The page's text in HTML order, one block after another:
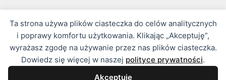
Ta strona używa plików ciasteczka do celów analitycznych
i poprawy komfortu użytkowania. Klikając „Akceptuję”,
wyrażasz zgodę na używanie przez nas plików ciasteczka.
Dowiedz się więcej w naszej polityce prywatności.
Akceptuję
© 2016 - 2026 zoosklepik.pl •Polityka prywatności • Sitemap
Treść niniejszej strony internetowej nie stanowi oferty w rozumieniu
prawa handlowego.